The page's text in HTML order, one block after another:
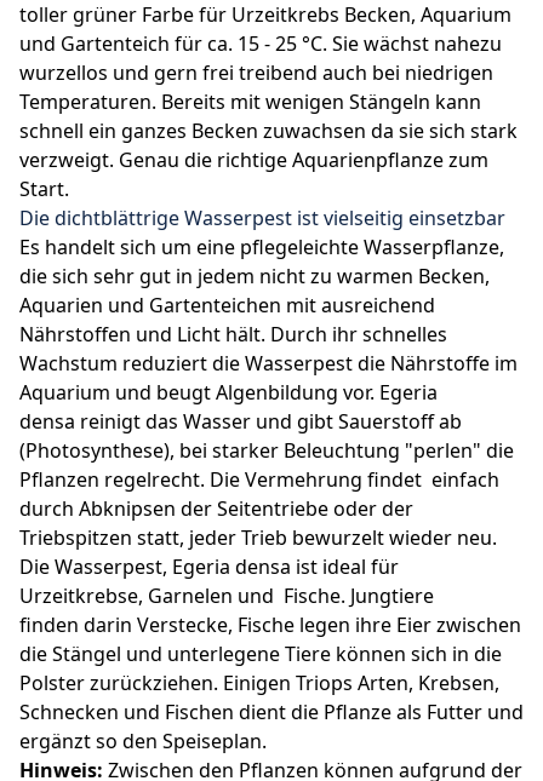
toller grüner Farbe für Urzeitkrebs Becken, Aquarium
und Gartenteich für ca. 15 - 25 °C. Sie wächst nahezu
wurzellos und gern frei treibend auch bei niedrigen
Temperaturen. Bereits mit wenigen Stängeln kann
schnell ein ganzes Becken zuwachsen da sie sich stark
verzweigt. Genau die richtige Aquarienpflanze zum
Start.
Die dichtblättrige Wasserpest ist vielseitig einsetzbar
Es handelt sich um eine pflegeleichte Wasserpflanze,
die sich sehr gut in jedem nicht zu warmen Becken,
Aquarien und Gartenteichen mit ausreichend
Nährstoffen und Licht hält. Durch ihr schnelles
Wachstum reduziert die Wasserpest die Nährstoffe im
Aquarium und beugt Algenbildung vor. Egeria
densa reinigt das Wasser und gibt Sauerstoff ab
(Photosynthese), bei starker Beleuchtung "perlen" die
Pflanzen regelrecht. Die Vermehrung findet einfach
durch Abknipsen der Seitentriebe oder der
Triebspitzen statt, jeder Trieb bewurzelt wieder neu.
Die Wasserpest, Egeria densa ist ideal für
Urzeitkrebse, Garnelen und Fische. Jungtiere
finden darin Verstecke, Fische legen ihre Eier zwischen
die Stängel und unterlegene Tiere können sich in die
Polster zurückziehen. Einigen Triops Arten, Krebsen,
Schnecken und Fischen dient die Pflanze als Futter und
ergänzt so den Speiseplan.
Hinweis: Zwischen den Pflanzen können aufgrund der